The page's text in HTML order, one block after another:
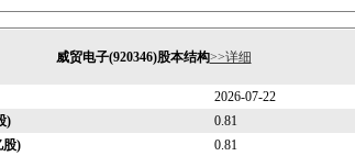
威贸电子(920346)股本结构>>详细
2026-07-22
)
0.81
股)
0.81